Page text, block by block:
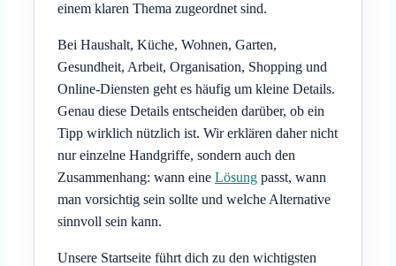
einem klaren Thema zugeordnet sind.
Bei Haushalt, Küche, Wohnen, Garten,
Gesundheit, Arbeit, Organisation, Shopping und
Online-Diensten geht es häufig um kleine Details.
Genau diese Details entscheiden darüber, ob ein
Tipp wirklich nützlich ist. Wir erklären daher nicht
nur einzelne Handgriffe, sondern auch den
Zusammenhang: wann eine Lösung passt, wann
man vorsichtig sein sollte und welche Alternative
sinnvoll sein kann.
Unsere Startseite führt dich zu den wichtigsten